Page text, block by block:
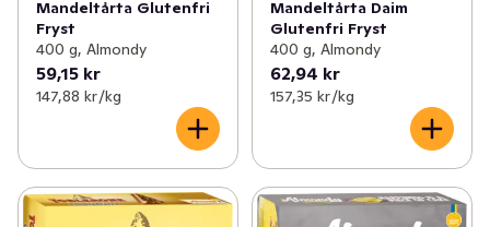
Mandeltårta Glutenfri
Fryst
400 g, Almondy
59,15 kr
147,88 kr /kg
Mandeltårta Daim
Glutenfri Fryst
400 g, Almondy
62,94 kr
157,35 kr /kg